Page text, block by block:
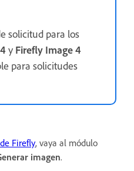
solicitud para los
y Firefly Image 4
para solicitudes
Firefly, vaya al módulo
imagen.